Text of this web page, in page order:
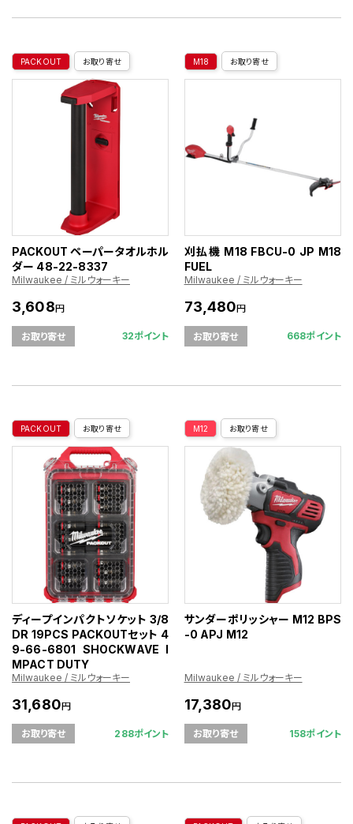
PACKOUT お取り寄せ
PACKOUT ペーパータオルホル
ダー 48-22-8337
Milwaukee / ミルウォーキー
3,608円
お取り寄せ 32ポイント
M18 お取り寄せ
刈払機 M18 FBCU-0 JP M18
FUEL
Milwaukee / ミルウォーキー
73,480円
お取り寄せ 668ポイント
PACKOUT お取り寄せ
ディープインパクトソケット 3/8
DR 19PCS PACKOUTセット 4
9-66-6801 SHOCKWAVE I
MPACT DUTY
Milwaukee / ミルウォーキー
31,680円
お取り寄せ 288ポイント
M12 お取り寄せ
サンダーポリッシャー M12 BPS
-0 APJ M12
Milwaukee / ミルウォーキー
17,380円
お取り寄せ 158ポイント